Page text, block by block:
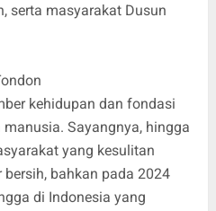
serta masyarakat Dusun
kehidupan dan fondasi
Sayangnya, hingga
yang kesulitan
bahkan pada 2024
di Indonesia yang